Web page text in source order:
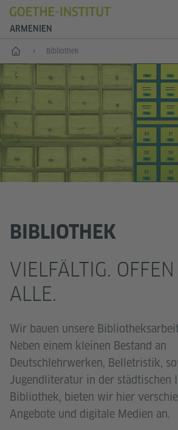
ARMENIEN
Start Bibliothek
BIBLIOTHEK
VIELFÄLTIG.
ALLE.
Wir bauen unsere
Neben einem kleinen Bestand an
Deutschlehrwerken, Belletristik,
Jugendliteratur in der städtischen
Bibliothek, bieten wir hier
Angebote und digitale Medien an.